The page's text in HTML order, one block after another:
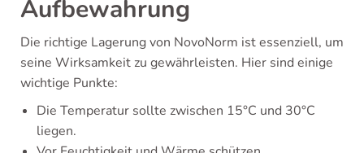
Aufbewahrung
Die richtige Lagerung von NovoNorm ist essenziell, um
seine Wirksamkeit zu gewährleisten. Hier sind einige
wichtige Punkte:
Die Temperatur sollte zwischen 15°C und 30°C
liegen.